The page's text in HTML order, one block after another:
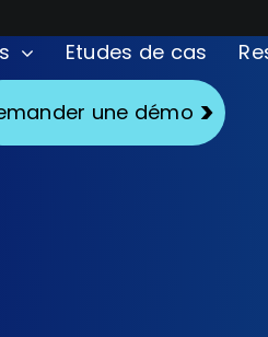
Checklist
Etudes de cas
une démo